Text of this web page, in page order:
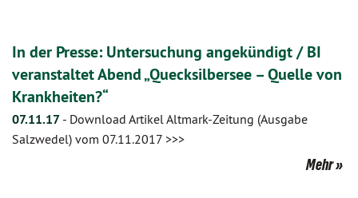
In der Presse: Untersuchung angekündigt / BI
veranstaltet Abend „Quecksilbersee – Quelle von
Krankheiten?“
07.11.17 - Download Artikel Altmark-Zeitung (Ausgabe
Salzwedel) vom 07.11.2017 >>>
Mehr